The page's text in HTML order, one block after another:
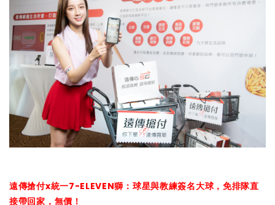
遠傳搶付x統一7-ELEVEN獅：球星與教練簽名大球，免排隊直
接帶回家，無價！